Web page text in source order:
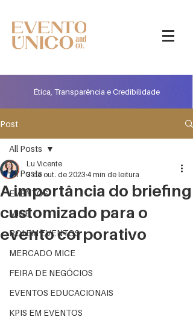
Ética, Transparência e Credibilidade
Post
All Posts
EVENTOS
MICE
ROI EM EVENTOS
MERCADO MICE
FEIRA DE NEGÓCIOS
EVENTOS EDUCACIONAIS
KPIS EM EVENTOS
All Posts
A importância do briefing
customizado para o
evento corporativo
Lu Vicente
3 de out. de 2023 4 min de leitura